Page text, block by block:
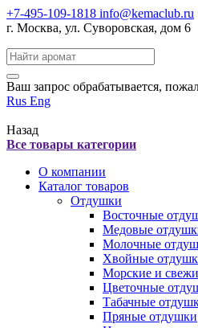
+7-495-109-1818 info@kemaclub.ru
г. Москва, ул. Суворовская, дом 6
Поиск:
Ваш запрос обрабатывается,
Rus Eng
Назад
Все товары категории
О компании
Каталог товаров
Отдушки
Восточные
Медовые
Молочные
Хвойные
Морские и
Цветочные
Табачные
Пряные отдушки